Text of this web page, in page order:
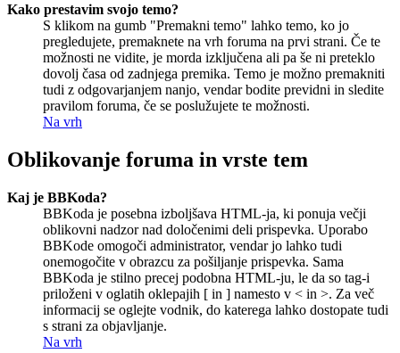
Kako prestavim svojo temo?
S klikom na gumb "Premakni temo" lahko temo, ko jo
pregledujete, premaknete na vrh foruma na prvi strani. Če te
možnosti ne vidite, je morda izključena ali pa še ni preteklo
dovolj časa od zadnjega premika. Temo je možno premakniti
tudi z odgovarjanjem nanjo, vendar bodite previdni in sledite
pravilom foruma, če se poslužujete te možnosti.
Na vrh
Oblikovanje foruma in vrste tem
Kaj je BBKoda?
BBKoda je posebna izboljšava HTML-ja, ki ponuja večji
oblikovni nadzor nad določenimi deli prispevka. Uporabo
BBKode omogoči administrator, vendar jo lahko tudi
onemogočite v obrazcu za pošiljanje prispevka. Sama
BBKoda je stilno precej podobna HTML-ju, le da so tag-i
priloženi v oglatih oklepajih [ in ] namesto v < in >. Za več
informacij se oglejte vodnik, do katerega lahko dostopate tudi
s strani za objavljanje.
Na vrh